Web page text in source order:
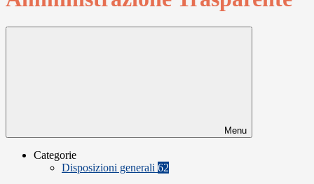
Menu
Categorie
Disposizioni generali 62